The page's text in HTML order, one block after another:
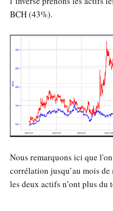
BCH (43%).
Nous remarquons ici que
corrélation jusqu’au mois de
les deux actifs n’ont plus du